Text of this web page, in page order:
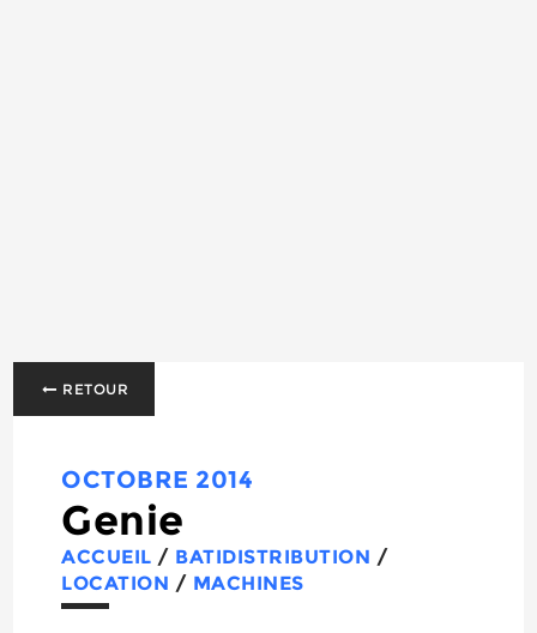
RETOUR
OCTOBRE 2014
Genie
ACCUEIL / BATIDISTRIBUTION /
LOCATION / MACHINES